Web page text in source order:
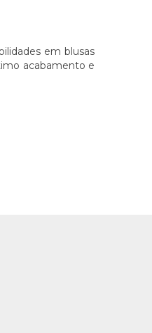
em blusas
acabamento e